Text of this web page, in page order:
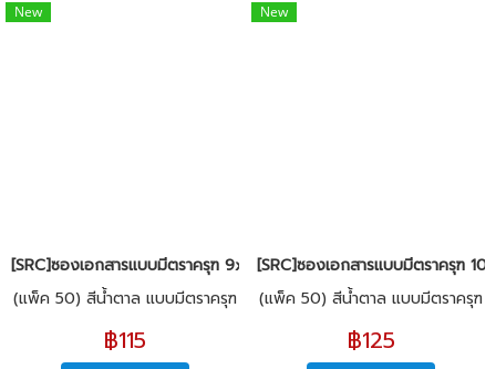
New
[SRC]ซองเอกสารแบบมีตราครุฑ 9x13"(KI125)
(แพ็ค 50) สีน้ำตาล แบบมีตราครุฑ
฿115
New
[SRC]ซองเอกสารแบบมีตราครุฑ
(แพ็ค 50) สีน้ำตาล แบบมีตราครุฑ
฿125